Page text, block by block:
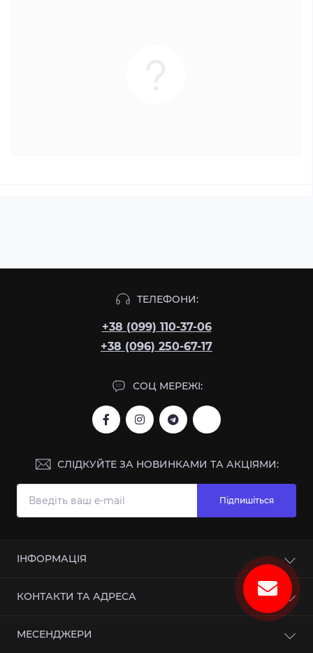
ТЕЛЕФОНИ:
+38 (099) 110-37-06
+38 (096) 250-67-17
СОЦ МЕРЕЖІ:
СЛІДКУЙТЕ ЗА НОВИНКАМИ ТА АКЦІЯМИ:
Підпишіться
ІНФОРМАЦІЯ
Інформація про доставку
Зворотній зв’язок
КОНТАКТИ ТА АДРЕСА
МЕСЕНДЖЕРИ